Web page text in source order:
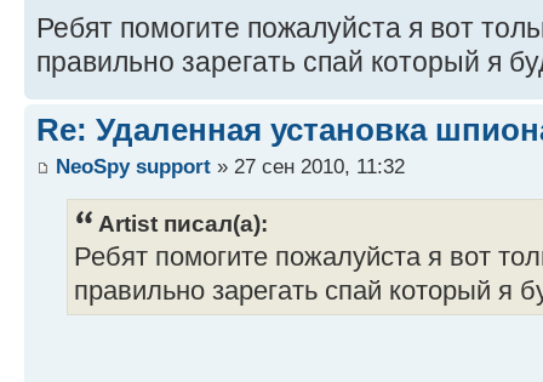
Ребят помогите пожалуйста я вот
правильно зарегать спай который я
Re: Удаленная установка
NeoSpy support » 27 сен 2010, 11:32
Artist писал(а):
Ребят помогите пожалуйста я вот
правильно зарегать спай который я